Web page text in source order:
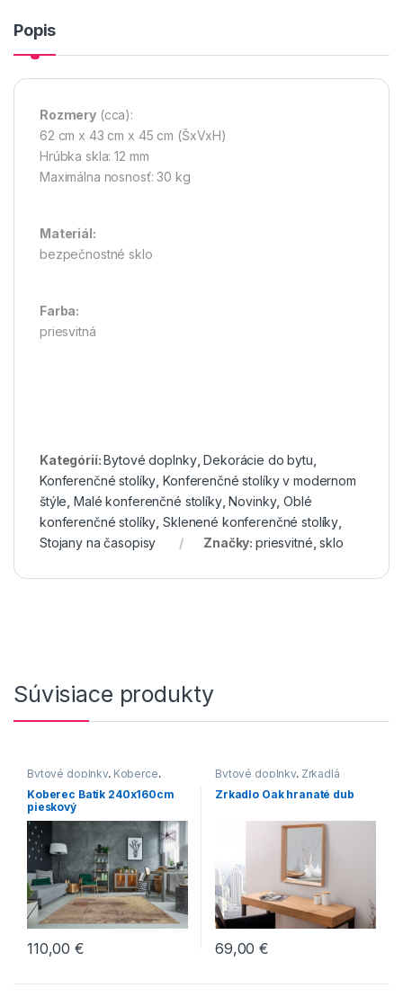
Popis
Rozmery (cca):
62 cm x 43 cm x 45 cm (ŠxVxH)
Hrúbka skla: 12 mm
Maximálna nosnosť: 30 kg
Materiál:
bezpečnostné sklo
Farba:
priesvitná
Kategórií:Bytové doplnky,Dekorácie do bytu
Konferenčné stolíky ,Konferenčné stolíky v modernom
štýle ,Malé konferenčné stolíky,Novinky,Oblé
konferenčné stolíky ,Sklenené konferenčné stolíky
Stojany na časopisy
Značky: priesvitné ,sklo
Súvisiace produkty
Bytové doplnky, Koberce,
Novinky
Koberec Batik 240x160cm
pieskový
110,00€
Bytové doplnky, Zrkadlá
Zrkadlo Oak hranaté dub
69,00€